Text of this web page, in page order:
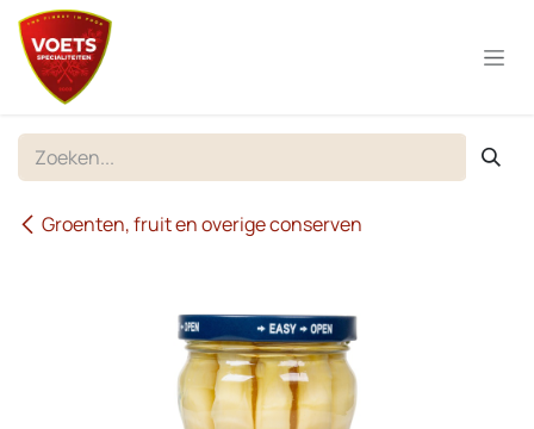
Overslaan naar inhoud
Groenten, fruit en overige conserven